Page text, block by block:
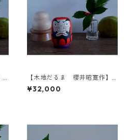
【木地だるま 櫻井昭寛作】
昭二型 紫土台 B
¥32,000